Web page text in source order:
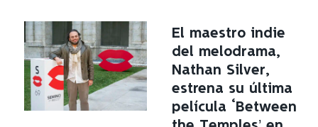
El maestro indie
del melodrama,
Nathan Silver,
estrena su última
película ‘Between